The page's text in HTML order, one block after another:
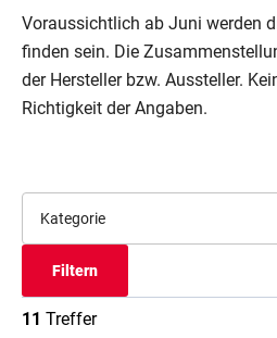
Voraussichtlich ab Juni werden
finden sein. Die
der Hersteller bzw. Aussteller.
Richtigkeit der Angaben.
Kategorie
Filtern
11 Treffer